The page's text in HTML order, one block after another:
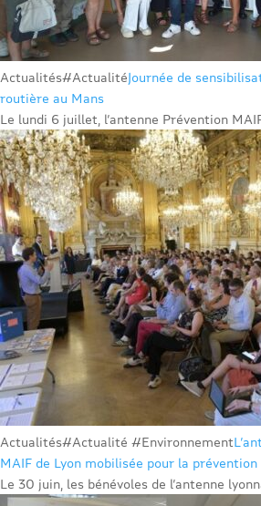
Actualités#ActualitéJournée de
routière au Mans
Le lundi 6 juillet, l’antenne Prévention
Actualités#Actualité #Environnement
MAIF de Lyon mobilisée pour la
Le 30 juin, les bénévoles de l’antenne